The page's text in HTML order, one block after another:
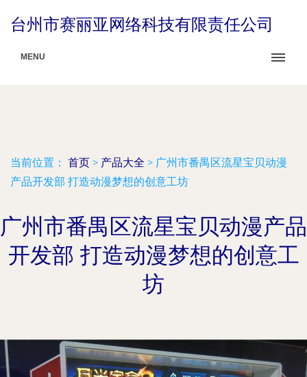
台州市赛丽亚网络科技有限责任公司
MENU
当前位置： 首页 > 产品大全 > 广州市番禺区流星宝贝动漫
产品开发部 打造动漫梦想的创意工坊
广州市番禺区流星宝贝动漫产品
开发部 打造动漫梦想的创意工
坊